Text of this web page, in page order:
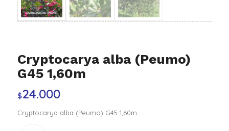
Cryptocarya alba (Peumo)
G45 1,60m
$24.000
Cryptocarya alba (Peumo) G45 1,60m